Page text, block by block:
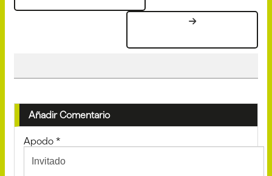
Añadir Comentario
Apodo *